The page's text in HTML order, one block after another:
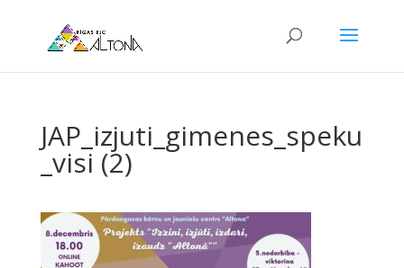
JAP_izjuti_gimenes_speku
_visi (2)